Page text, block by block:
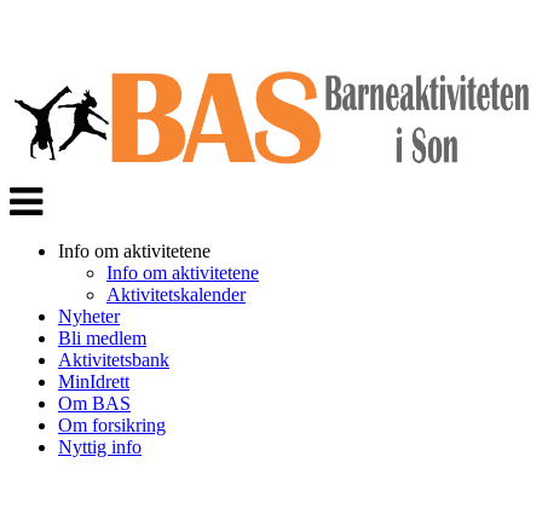
Veksle
navigasjon
Info om aktivitetene
Info om aktivitetene
Aktivitetskalender
Nyheter
Bli medlem
Aktivitetsbank
MinIdrett
Om BAS
Om forsikring
Nyttig info